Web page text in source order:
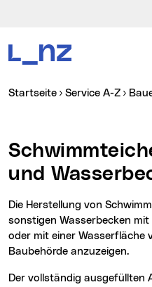
Sie sind hier:
Startseite Service A-Z
Schwimmteiche, Schwimm-
und
Die Herstellung von Schwimmteichen, Schwimm- oder
sonstigen Wasserbecken mit
oder mit einer Wasserfläche
Baubehörde anzuzeigen.
Der vollständig ausgefüllten Anzeige sind folgende